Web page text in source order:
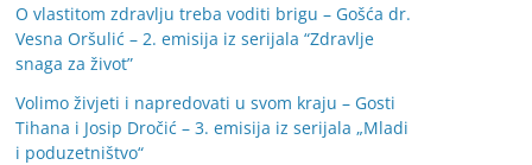
O vlastitom zdravlju treba voditi brigu – Gošća dr.
Vesna Oršulić – 2. emisija iz serijala “Zdravlje
snaga za život”
Volimo živjeti i napredovati u svom kraju – Gosti
Tihana i Josip Dročić – 3. emisija iz serijala „Mladi
i poduzetništvo“